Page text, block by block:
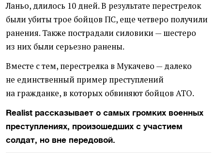
Ланьо, длилось 10 дней. В результате перестрелок
были убиты трое бойцов ПС, еще четверо получили
ранения. Также пострадали силовики — шестеро
из них были серьезно ранены.
Вместе с тем, перестрелка в Мукачево — далеко
не единственный пример преступлений
на гражданке, в которых обвиняют бойцов АТО.
Realist рассказывает о самых громких военных
преступлениях, произошедших с участием
солдат, но вне передовой.